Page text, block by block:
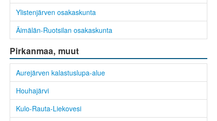
Ylistenjärven osakaskunta
Äimälän-Ruotsilan osakaskunta
Pirkanmaa, muut
Aurejärven kalastuslupa-alue
Houhajärvi
Kulo-Rauta-Liekovesi